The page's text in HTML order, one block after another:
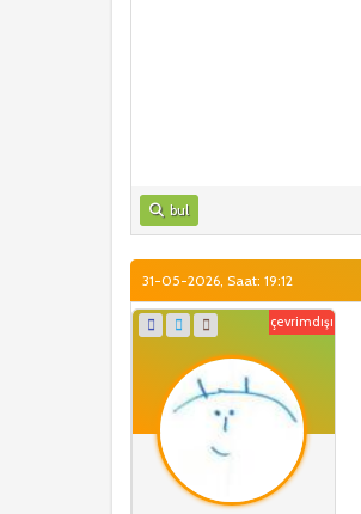
bul
31-05-2026, Saat: 19:12
çevrimdışı